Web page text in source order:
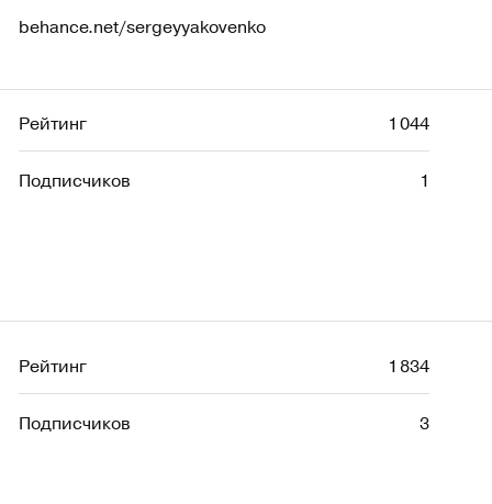
behance.net/sergeyyakovenko
Рейтинг 1 044
Подписчиков 1
Рейтинг 1 834
Подписчиков 3